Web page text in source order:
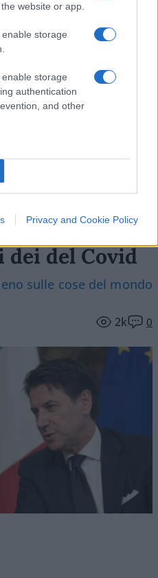
website or app.
storage
storage
authentication
and other
Privacy and Cookie Policy
Leggi i commenti
08/2026
dei del Covid
sulle cose del mondo
2k 0